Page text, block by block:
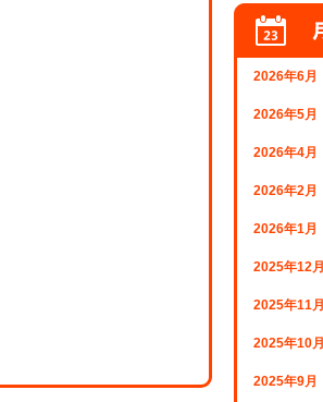
2026年6月
2026年5月
2026年4月
2026年2月
2026年1月
2025年12月
2025年11月
2025年10月
2025年9月